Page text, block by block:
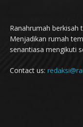
Ranahrumah berkisah
Menjadikan rumah
senantiasa mengikuti
Contact us: